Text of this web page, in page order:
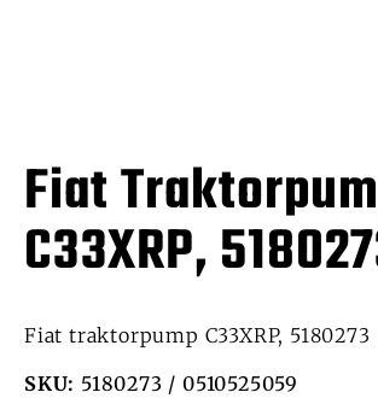
Fiat
C33XRP,
Fiat traktorpump C33XRP, 5180273
SKU: 5180273 / 0510525059